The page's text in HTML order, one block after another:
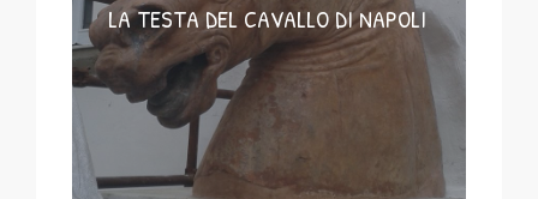
LA TESTA DEL CAVALLO DI NAPOLI